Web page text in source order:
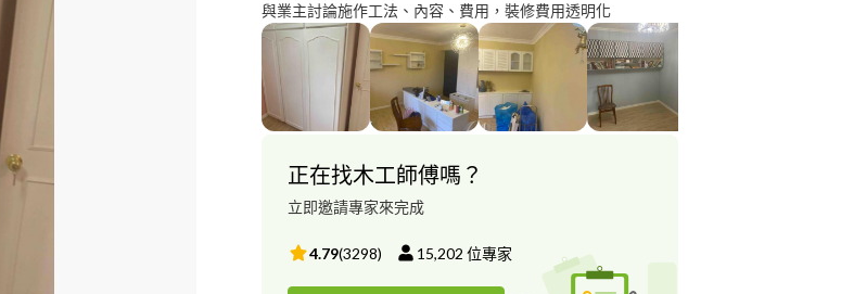
與業主討論施作工法、內容、費用，裝修費用透明化
正在找木工師傅嗎？
立即邀請專家來完成
4.79(3298) 15,202 位專家